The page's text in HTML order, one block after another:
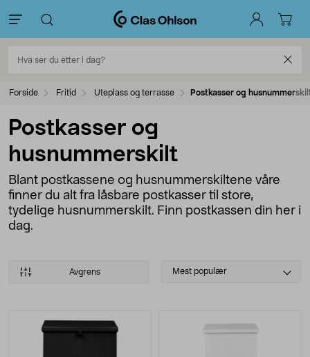
Forside Fritid Uteplass og terrasse Postkasser og
Postkasser og
husnummerskilt
Blant postkassene og husnummerskiltene våre
finner du alt fra låsbare postkasser til store,
tydelige husnummerskilt. Finn postkassen din her i
dag.
Avgrens
Select
Mest populær
Produkter